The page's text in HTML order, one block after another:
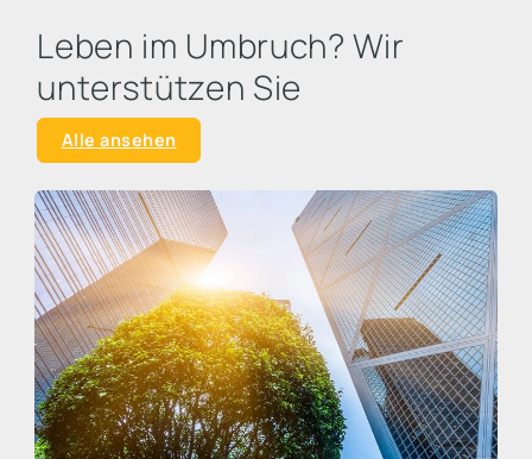
Leben im Umbruch? Wir
unterstützen Sie
Alle ansehen